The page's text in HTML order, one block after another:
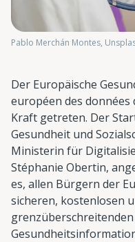
Pablo Merchán Montes,
Der Europäische
européen des données
Kraft getreten. Der
Gesundheit und
Ministerin für
Stéphanie Obertin,
es, allen Bürgern der
sicheren, kostenlosen